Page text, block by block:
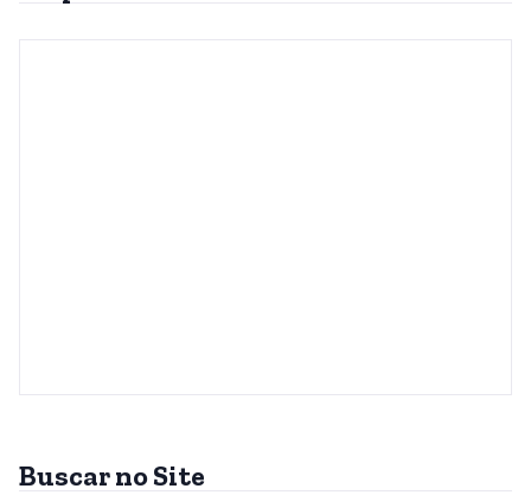
Buscar no Site